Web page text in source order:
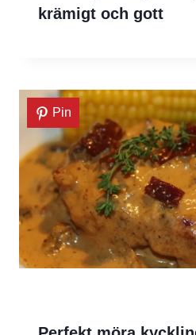
krämigt och gott
Pin